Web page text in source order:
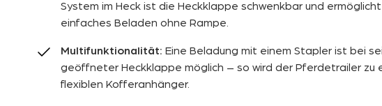
System im Heck ist die Heckklappe schwenkbar und
einfaches Beladen ohne Rampe.
Multifunktionalität: Eine Beladung mit einem Stapler ist bei
geöffneter Heckklappe möglich – so wird der Pferdetrailer zu
flexiblen Kofferanhänger.